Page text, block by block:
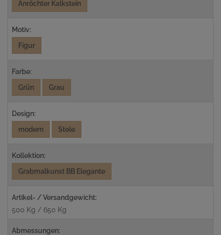
Anröchter Kalkstein
Motiv:
Figur
Farbe:
Grün
Grau
Design:
modern
Stele
Kollektion:
Grabmalkunst BB Elegante
Artikel- / Versandgewicht:
500 Kg / 650 Kg
Abmessungen: